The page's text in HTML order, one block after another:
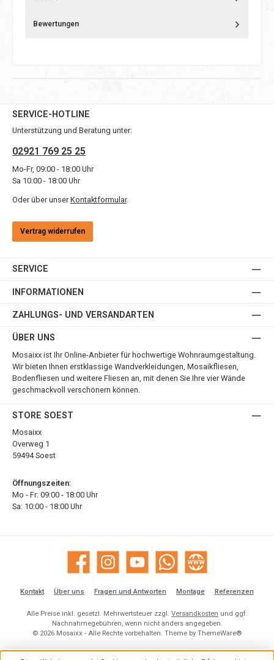
Bewertungen
SERVICE-HOTLINE
Unterstützung und Beratung unter:
02921 769 25 25
Mo-Fr, 09:00 - 18:00 Uhr
Sa 10:00 - 18:00 Uhr
Oder über unser Kontaktformular.
Vertrag widerrufen
SERVICE
INFORMATIONEN
ZAHLUNGS- UND VERSANDARTEN
ÜBER UNS
Mosaixx ist Ihr Online-Anbieter für hochwertige Wohnraumgestaltung.
Wir bieten Ihnen erstklassige Wandverkleidungen, Mosaikfliesen,
Bodenfliesen und weitere Fliesen an, mit denen Sie Ihre vier Wände
geschmackvoll verschönern können.
STORE SOEST
Mosaixx
Overweg 1
59494 Soest
Öffnungszeiten:
Mo - Fr: 09:00 - 18:00 Uhr
Sa: 10:00 - 18:00 Uhr
Facebook Instagram YouTube WhatsApp Website
Kontakt Über uns Fragen und Antworten Montage Referenzen
Alle Preise inkl. gesetzl. Mehrwertsteuer zzgl. Versandkosten und ggf.
Nachnahmegebühren, wenn nicht anders angegeben.
© 2026 Mosaixx - Alle Rechte vorbehalten. Theme by ThemeWare®